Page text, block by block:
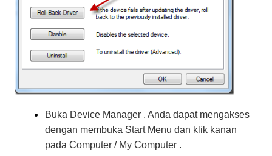
Buka Device Manager . Anda dapat mengakses
dengan membuka Start Menu dan klik kanan
pada Computer / My Computer .